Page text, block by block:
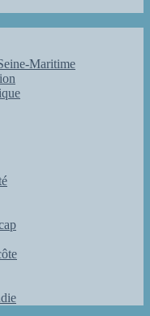
Maritime